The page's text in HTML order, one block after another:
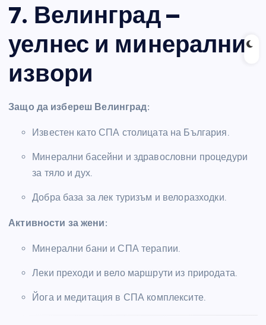
7. Велинград –
уелнес и минерални
извори
Защо да избереш Велинград:
Известен като СПА столицата на България.
Минерални басейни и здравословни процедури
за тяло и дух.
Добра база за лек туризъм и велоразходки.
Активности за жени:
Минерални бани и СПА терапии.
Леки преходи и вело маршрути из природата.
Йога и медитация в СПА комплексите.